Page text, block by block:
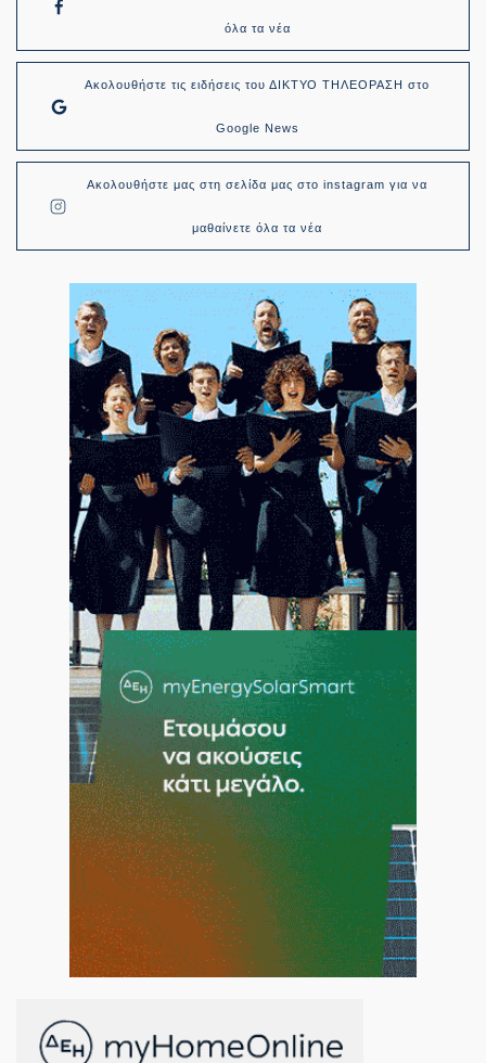
όλα τα νέα
Ακολουθήστε τις ειδήσεις του ΔΙΚΤΥΟ ΤΗΛΕΟΡΑΣΗ στο
Google News
Ακολουθήστε μας στη σελίδα μας στο instagram για να
μαθαίνετε όλα τα νέα